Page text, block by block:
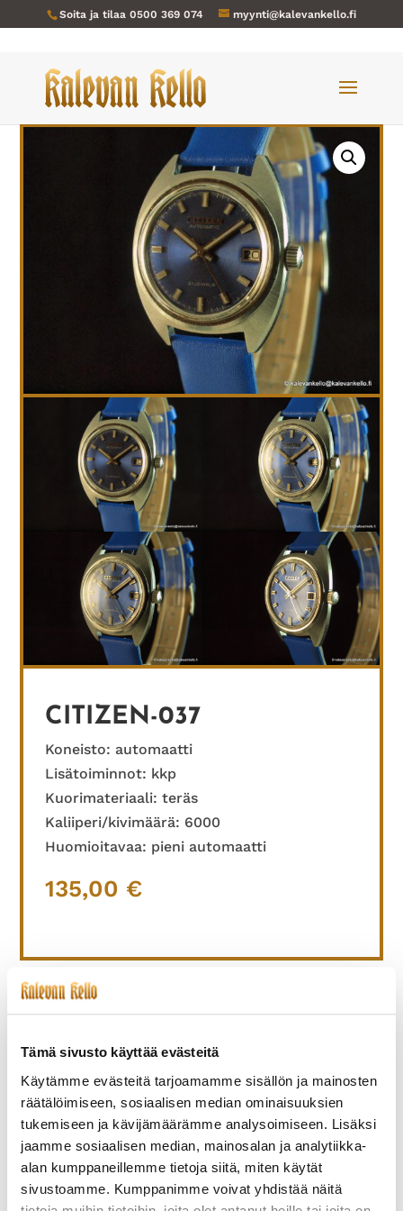
Tämä sivusto käyttää evästeitä
Käytämme evästeitä tarjoamamme sisällön ja mainosten
räätälöimiseen, sosiaalisen median ominaisuuksien
tukemiseen ja kävijämäärämme analysoimiseen. Lisäksi
jaamme sosiaalisen median, mainosalan ja analytiikka-
alan kumppaneillemme tietoja siitä, miten käytät
sivustoamme. Kumppanimme voivat yhdistää näitä
Soita ja tilaa 0500 369 074 myynti@kalevankello.fi
Verkkokauppa/Miesten kellot
CITIZEN-037
Koneisto: automaatti
Lisätoiminnot: kkp
Kuorimateriaali: teräs
Kaliiperi/kivimäärä: 6000
Huomioitavaa: pieni automaatti
135,00 €
TUTUSTU MYÖS